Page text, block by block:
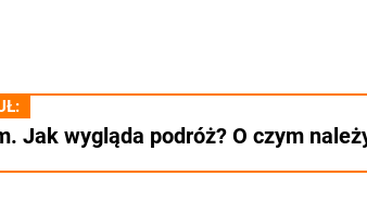
Jak wygląda podróż? O czym